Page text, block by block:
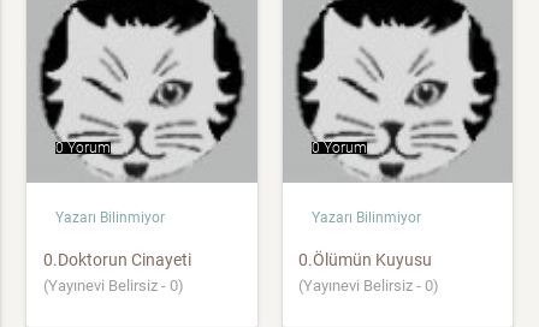
0 Yorum
Yazarı Bilinmiyor
0.Doktorun Cinayeti
(Yayınevi Belirsiz - 0)
0 Yorum
Yazarı Bilinmiyor
0.Ölümün Kuyusu
(Yayınevi Belirsiz - 0)